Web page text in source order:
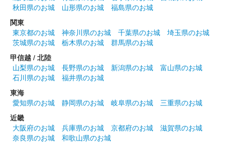
秋田県のお城
山形県のお城
福島県のお城
関東
東京都のお城
神奈川県のお城 千葉県のお城
埼玉県のお城
茨城県のお城
栃木県のお城
群馬県のお城
甲信越 / 北陸
山梨県のお城
長野県のお城 新潟県のお城
富山県のお城
石川県のお城
福井県のお城
東海
愛知県のお城
静岡県のお城 岐阜県のお城
三重県のお城
近畿
大阪府のお城
兵庫県のお城 京都府のお城
滋賀県のお城
奈良県のお城
和歌山県のお城